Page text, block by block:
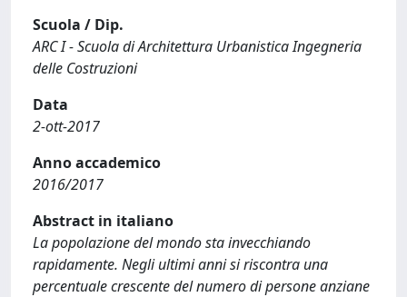
Scuola / Dip.
ARC I - Scuola di Architettura Urbanistica Ingegneria
delle Costruzioni
Data
2-ott-2017
Anno accademico
2016/2017
Abstract in italiano
La popolazione del mondo sta invecchiando
rapidamente. Negli ultimi anni si riscontra una
percentuale crescente del numero di persone anziane